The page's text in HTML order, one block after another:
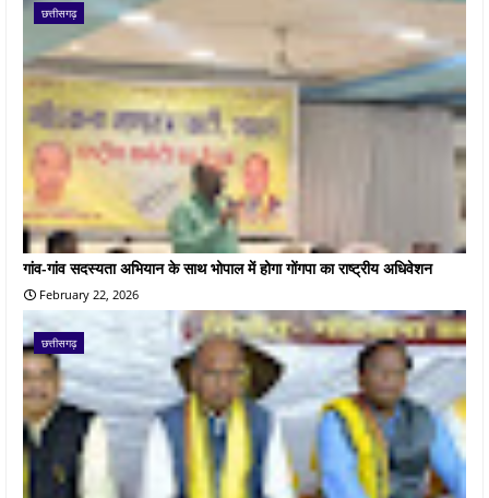
छत्तीसगढ़
गांव-गांव सदस्यता अभियान के साथ भोपाल में होगा गोंगपा का राष्ट्रीय अधिवेशन
February 22, 2026
छत्तीसगढ़